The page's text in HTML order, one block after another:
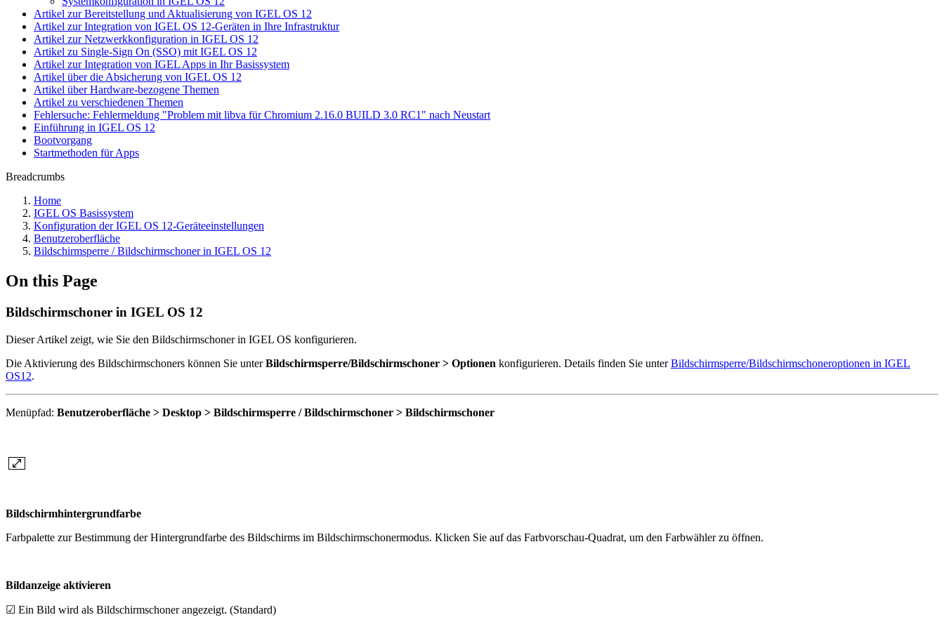
Artikel zur Bereitstellung und Aktualisierung von IGEL OS 12
Artikel zur Integration von IGEL OS 12-Geräten in Ihre Infrastruktur
Artikel zur Netzwerkkonfiguration in IGEL OS 12
Artikel zu Single-Sign On (SSO) mit IGEL OS 12
Artikel zur Integration von IGEL Apps in Ihr Basissystem
Artikel über die Absicherung von IGEL OS 12
Artikel über Hardware-bezogene Themen
Artikel zu verschiedenen Themen
Fehlersuche: Fehlermeldung "Problem mit libva für Chromium 2.16.0 BUILD 3.0 RC1" nach Neustart
Einführung in IGEL OS 12
Bootvorgang
Startmethoden für Apps
Breadcrumbs
Home
IGEL OS Basissystem
Konfiguration der IGEL OS 12-Geräteeinstellungen
Benutzeroberfläche
Bildschirmsperre / Bildschirmschoner in IGEL OS 12
On this Page
Bildschirmschoner in IGEL OS 12
Dieser Artikel zeigt, wie Sie den Bildschirmschoner in IGEL OS konfigurieren.
Die Aktivierung des Bildschirmschoners können Sie unterBildschirmsperre/Bildschirmschoner > Optionen konfigurieren. Details finden Sie unterBildschirmsperre/Bildschirmschoneroptionen in IGEL
OS12.
Menüpfad: Benutzeroberfläche > Desktop > Bildschirmsperre / Bildschirmschoner > Bildschirmschoner
Bildschirmhintergrundfarbe
Farbpalette zur Bestimmung der Hintergrundfarbe des Bildschirms im Bildschirmschonermodus. Klicken Sie auf das Farbvorschau-Quadrat, um den Farbwähler zu öffnen.
Bildanzeige aktivieren
☑ Ein Bild wird als Bildschirmschoner angezeigt. (Standard)